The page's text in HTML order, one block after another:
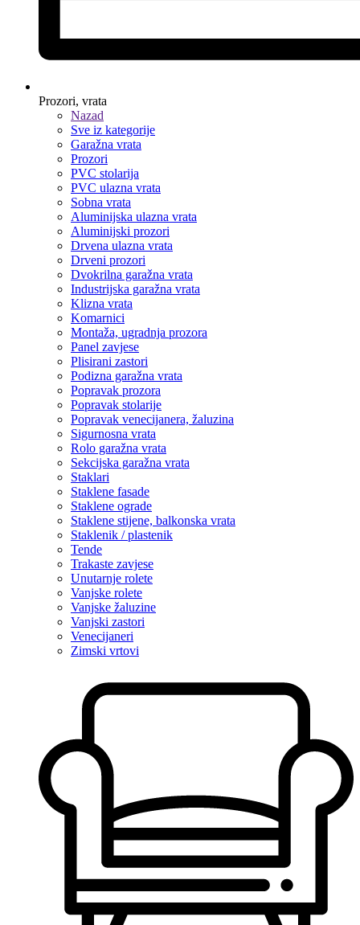
Prozori, vrata
Nazad
Sve iz kategorije
Garažna vrata
Prozori
PVC stolarija
PVC ulazna vrata
Sobna vrata
Aluminijska ulazna vrata
Aluminijski prozori
Drvena ulazna vrata
Drveni prozori
Dvokrilna garažna vrata
Industrijska garažna vrata
Klizna vrata
Komarnici
Montaža, ugradnja prozora
Panel zavjese
Plisirani zastori
Podizna garažna vrata
Popravak prozora
Popravak stolarije
Popravak venecijanera, žaluzina
Sigurnosna vrata
Rolo garažna vrata
Sekcijska garažna vrata
Staklari
Staklene fasade
Staklene ograde
Staklene stijene, balkonska vrata
Staklenik / plastenik
Tende
Trakaste zavjese
Unutarnje rolete
Vanjske rolete
Vanjske žaluzine
Vanjski zastori
Venecijaneri
Zimski vrtovi